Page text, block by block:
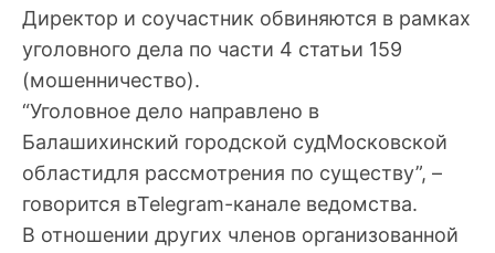
Директор и соучастник обвиняются в рамках
уголовного дела по части 4 статьи 159
(мошенничество).
“Уголовное дело направлено в
Балашихинский городской судМосковской
областидля рассмотрения по существу”, –
говорится вTelegram-канале ведомства.
В отношении других членов организованной